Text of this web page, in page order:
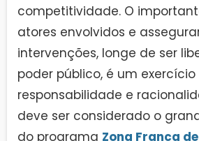
competitividade. O
atores envolvidos e
intervenções, longe de ser
poder público, é um
responsabilidade e
deve ser considerado o
do programa Zona Franca